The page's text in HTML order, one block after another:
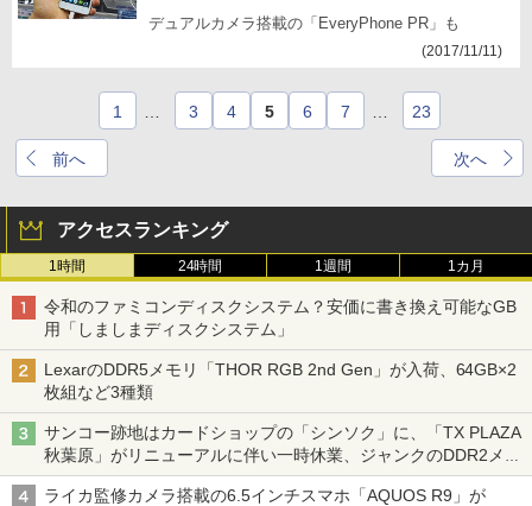
デュアルカメラ搭載の「EveryPhone PR」も
(2017/11/11)
前へ
1 3 4 5 6 7 23
次へ
アクセスランキング
1時間 24時間 1週間 1カ月
令和のファミコンディスクシステム？安価に書き換え可能なGB
用「しましまディスクシステム」
LexarのDDR5メモリ「THOR RGB 2nd Gen」が入荷、64GB×2
枚組など3種類
サンコー跡地はカードショップの「シンソク」に、「TX PLAZA
秋葉原」がリニューアルに伴い一時休業、ジャンクのDDR2メモ
リが100円で販売など～ 最近の秋葉原 ～
ライカ監修カメラ搭載の6.5インチスマホ「AQUOS R9」が